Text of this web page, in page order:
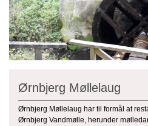
Ørnbjerg Møllelaug
Ørnbjerg Møllelaug har til formål at
Ørnbjerg Vandmølle, herunder